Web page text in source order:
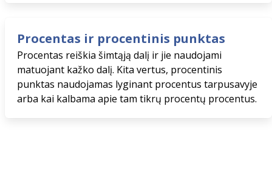
Procentas ir procentinis punktas
Procentas reiškia šimtąją dalį ir jie naudojami
matuojant kažko dalį. Kita vertus, procentinis
punktas naudojamas lyginant procentus tarpusavyje
arba kai kalbama apie tam tikrų procentų procentus.